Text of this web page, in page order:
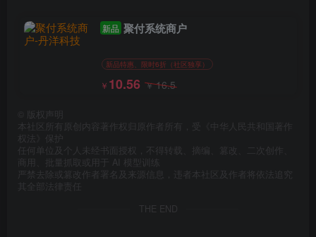
新品 聚付系统商户
新品特惠、限时6折（社区独享）
￥ 10.56 ￥16.5
版权声明
本社区所有原创内容著作权归原作者所有，受《中华人民共和国著作
权法》保护
任何单位及个人未经书面授权，不得转载、摘编、篡改、二次创作、
商用、批量抓取或用于 AI 模型训练
严禁去除或篡改作者署名及来源信息，违者本社区及作者将依法追究
其全部法律责任
THE END